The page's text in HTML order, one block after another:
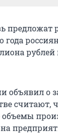
предложат
года
рублей
объявил о